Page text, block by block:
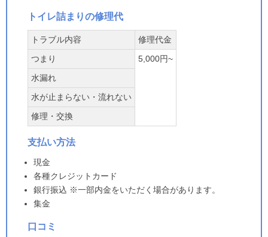
トイレ詰まりの修理代
トラブル内容
修理代金
つまり
5,000円~
水漏れ
水が止まらない・流れない
修理・交換
支払い方法
現金
各種クレジットカード
銀行振込 ※一部内金をいただく場合があります。
集金
口コミ